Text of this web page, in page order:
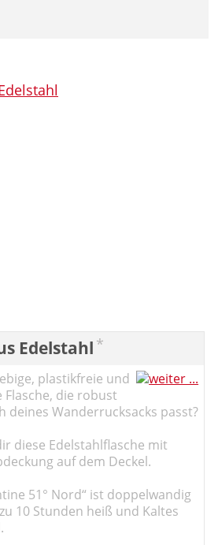
Edelstahl *
plastikfreie und
die robust
deines Wanderrucksacks passt?
diese Edelstahlflasche mit
auf dem Deckel.
51° Nord“ ist doppelwandig
10 Stunden heiß und Kaltes